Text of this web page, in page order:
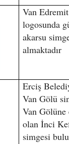
Van
logosunda
akarsu
almaktadır
Erciş
Van Gölü
Van Gölüne
olan İnci
simgesi